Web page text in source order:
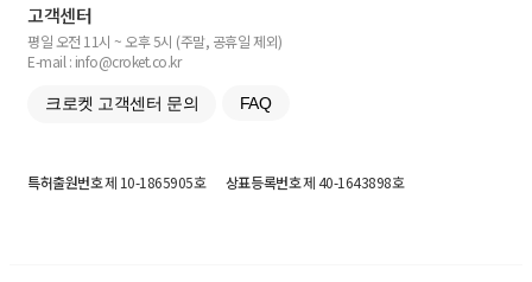
고객센터
평일 오전 11시 ~ 오후 5시 (주말, 공휴일 제외)
E-mail : info@croket.co.kr
크로켓 고객센터 문의 FAQ
특허출원번호제 10-1865905호 상표등록번호제 40-1643898호